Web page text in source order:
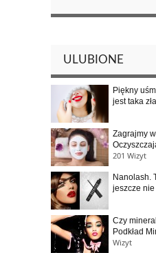
ULUBIONE
Piękny
jest taka zła
Zagrajmy
201 Wizyt
Nanolash.
jeszcze nie
Czy
Podkład
Wizyt